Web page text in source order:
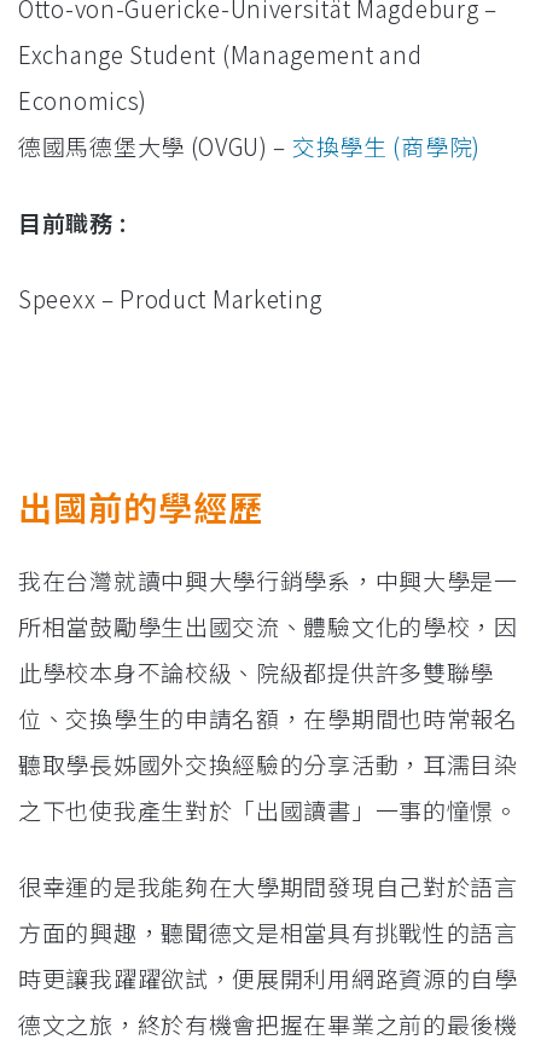
Otto-von-Guericke-Universität Magdeburg –
Exchange Student (Management and
Economics)
德國馬德堡大學 (OVGU) – 交換學生 (商學院)
目前職務 :
Speexx – Product Marketing
出國前的學經歷
我在台灣就讀中興大學行銷學系，中興大學是一
所相當鼓勵學生出國交流、體驗文化的學校，因
此學校本身不論校級、院級都提供許多雙聯學
位、交換學生的申請名額，在學期間也時常報名
聽取學長姊國外交換經驗的分享活動，耳濡目染
之下也使我產生對於「出國讀書」一事的憧憬。
很幸運的是我能夠在大學期間發現自己對於語言
方面的興趣，聽聞德文是相當具有挑戰性的語言
時更讓我躍躍欲試，便展開利用網路資源的自學
德文之旅，終於有機會把握在畢業之前的最後機